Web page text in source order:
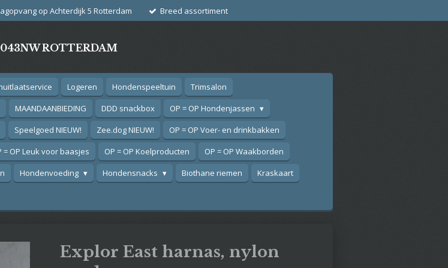
op Achterdijk 5 Rotterdam Breed assortiment
ROTTERDAM
Logeren Hondenspeeltuin
Trimsalon
MAANDAANBIEDING DDD snackbox
OP = OP Hondenjassen
Speelgoed NIEUW! Zee.dog NIEUW!
OP = OP Voer- en drinkbakken
= OP Leuk voor baasjes OP = OP Koelproducten
OP = OP Waakborden
Hondenvoeding Hondensnacks Biothane riemen
Kraskaart
Explor East harnas, nylon